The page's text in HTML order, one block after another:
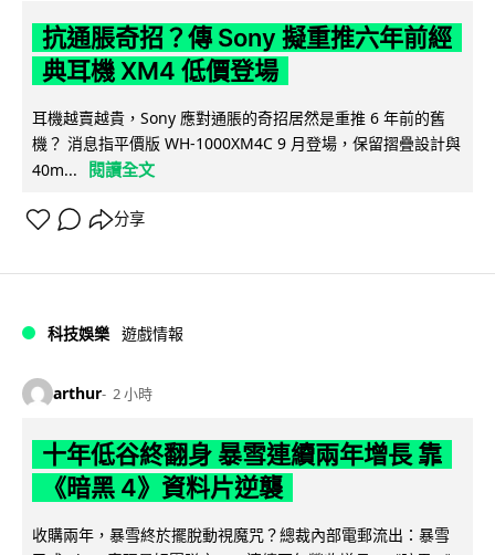
抗通脹奇招？傳 Sony 擬重推六年前經
典耳機 XM4 低價登場
耳機越賣越貴，Sony 應對通脹的奇招居然是重推 6 年前的舊
機？ 消息指平價版 WH-1000XM4C 9 月登場，保留摺疊設計與
40m...
閱讀全文
分享
科技娛樂 遊戲情報
arthur 2 小時
十年低谷終翻身 暴雪連續兩年增長 靠
《暗黑 4》資料片逆襲
收購兩年，暴雪終於擺脫動視魔咒？總裁內部電郵流出：暴雪